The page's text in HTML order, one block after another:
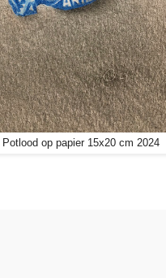
op papier 15x20 cm 2024